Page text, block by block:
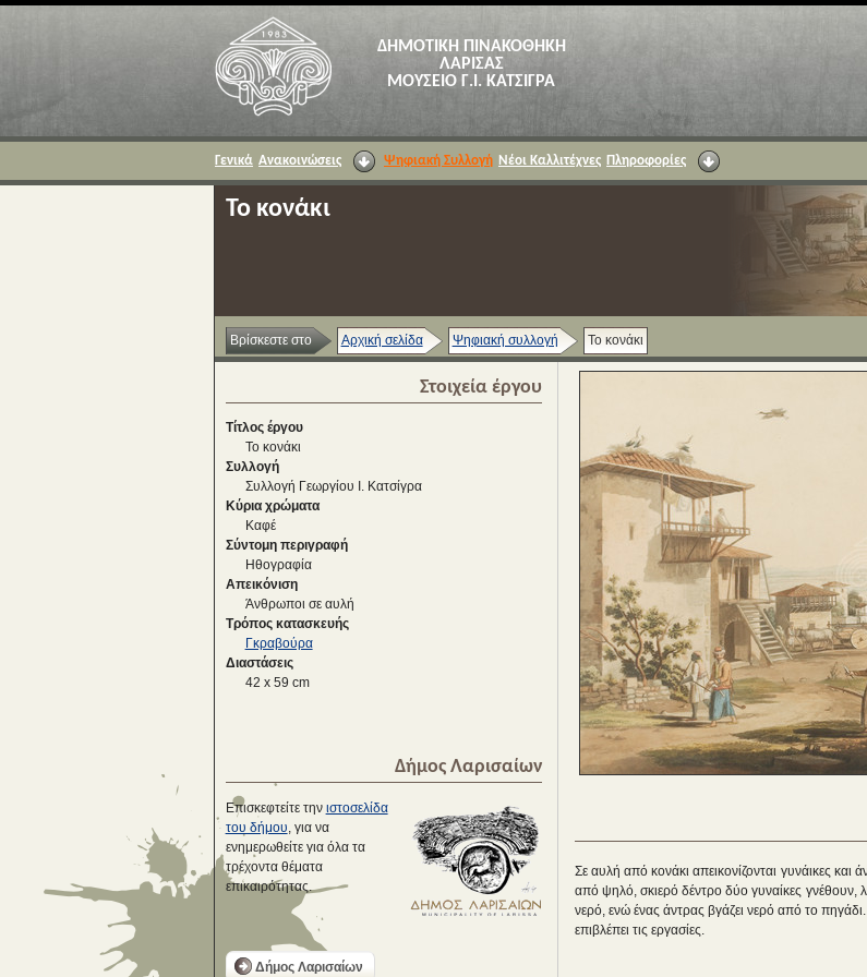
ΔΗΜΟΤΙΚΗ ΠΙΝΑΚΟΘΗΚΗ
ΛΑΡΙΣΑΣ
ΜΟΥΣΕΙΟ Γ.Ι. ΚΑΤΣΙΓΡΑ
Γενικά Ανακοινώσεις Ψηφιακή Συλλογή Νέοι Καλλιτέχνες Πληροφορίες
Το κονάκι
Βρίσκεστε στο Αρχική σελίδα Ψηφιακή συλλογή Το κονάκι
Στοιχεία έργου
Τίτλος έργου
Το κονάκι
Συλλογή
Συλλογή Γεωργίου Ι. Κατσίγρα
Κύρια χρώματα
Καφέ
Σύντομη περιγραφή
Ηθογραφία
Απεικόνιση
Άνθρωποι σε αυλή
Τρόπος κατασκευής
Γκραβούρα
Διαστάσεις
42 x 59 cm
Δήμος Λαρισαίων
Επισκεφτείτε την ιστοσελίδα
του δήμου, για να
ενημερωθείτε για όλα τα
τρέχοντα θέματα
επικαιρότητας.
Δήμος Λαρισαίων
Σε αυλή από κονάκι απεικονίζονται γυνάικες και
από ψηλό, σκιερό δέντρο δύο γυναίκες γνέθουν,
νερό, ενώ ένας άντρας βγάζει νερό από το
επιβλέπει τις εργασίες.